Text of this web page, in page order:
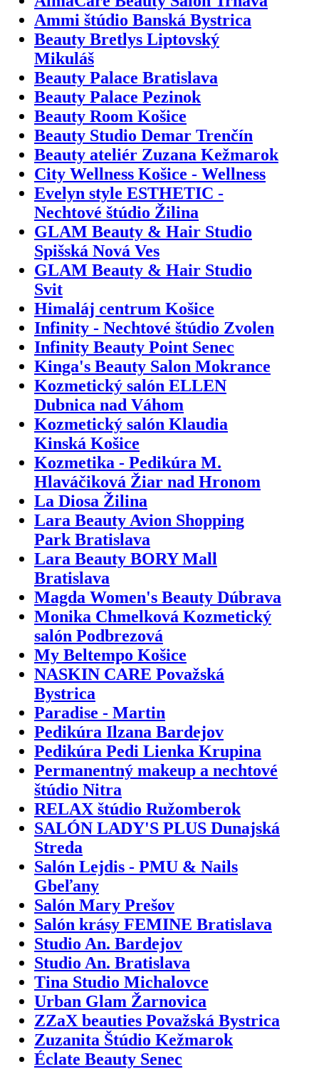
Ammi štúdio Banská Bystrica
Beauty Bretlys Liptovský
Mikuláš
Beauty Palace Bratislava
Beauty Palace Pezinok
Beauty Room Košice
Beauty Studio Demar Trenčín
Beauty ateliér Zuzana Kežmarok
City Wellness Košice - Wellness
Evelyn style ESTHETIC -
Nechtové štúdio Žilina
GLAM Beauty & Hair Studio
Spišská Nová Ves
GLAM Beauty & Hair Studio
Svit
Himaláj centrum Košice
Infinity - Nechtové štúdio Zvolen
Infinity Beauty Point Senec
Kinga's Beauty Salon Mokrance
Kozmetický salón ELLEN
Dubnica nad Váhom
Kozmetický salón Klaudia
Kinská Košice
Kozmetika - Pedikúra M.
Hlaváčiková Žiar nad Hronom
La Diosa Žilina
Lara Beauty Avion Shopping
Park Bratislava
Lara Beauty BORY Mall
Bratislava
Magda Women's Beauty Dúbrava
Monika Chmelková Kozmetický
salón Podbrezová
My Beltempo Košice
NASKIN CARE Považská
Bystrica
Paradise - Martin
Pedikúra Ilzana Bardejov
Pedikúra Pedi Lienka Krupina
Permanentný makeup a nechtové
štúdio Nitra
RELAX štúdio Ružomberok
SALÓN LADY'S PLUS Dunajská
Streda
Salón Lejdis - PMU & Nails
Gbeľany
Salón Mary Prešov
Salón krásy FEMINE Bratislava
Studio An. Bardejov
Studio An. Bratislava
Tina Studio Michalovce
Urban Glam Žarnovica
ZZaX beauties Považská Bystrica
Zuzanita Štúdio Kežmarok
Éclate Beauty Senec